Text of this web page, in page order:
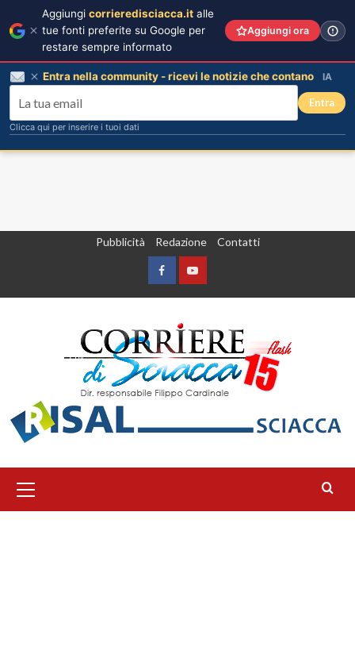
Pubblicità Redazione Contatti
FacebookYountube
principale
Aggiungi corrieredisciacca.it alle
tue fonti preferite su Google per
restare sempre informato
Aggiungi ora
Entra nella community - ricevi le notizie che contano IA
Entra
Clicca qui per inserire i tuoi dati